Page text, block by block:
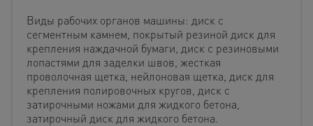
Виды рабочих органов машины: диск с
сегментным камнем, покрытый резиной диск для
крепления наждачной бумаги, диск с резиновыми
лопастями для заделки швов, жесткая
проволочная щетка, нейлоновая щетка, диск для
крепления полировочных кругов, диск с
затирочными ножами для жидкого бетона,
затирочный диск для жидкого бетона.